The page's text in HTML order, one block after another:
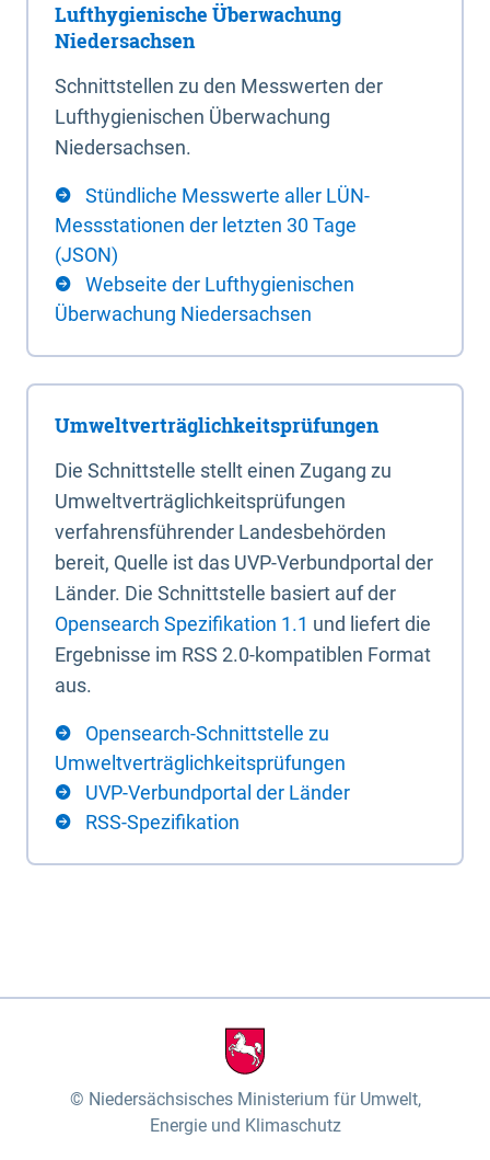
Lufthygienische Überwachung
Niedersachsen
Schnittstellen zu den Messwerten der
Lufthygienischen Überwachung
Niedersachsen.
Stündliche Messwerte aller LÜN-
Messstationen der letzten 30 Tage
(JSON)
Webseite der Lufthygienischen
Überwachung Niedersachsen
Umweltverträglichkeitsprüfungen
Die Schnittstelle stellt einen Zugang zu
Umweltverträglichkeitsprüfungen
verfahrensführender Landesbehörden
bereit, Quelle ist das UVP-Verbundportal der
Länder. Die Schnittstelle basiert auf der
Opensearch Spezifikation 1.1 und liefert die
Ergebnisse im RSS 2.0-kompatiblen Format
aus.
Opensearch-Schnittstelle zu
Umweltverträglichkeitsprüfungen
UVP-Verbundportal der Länder
RSS-Spezifikation
Niedersächsisches Ministerium für Umwelt,
Energie und Klimaschutz